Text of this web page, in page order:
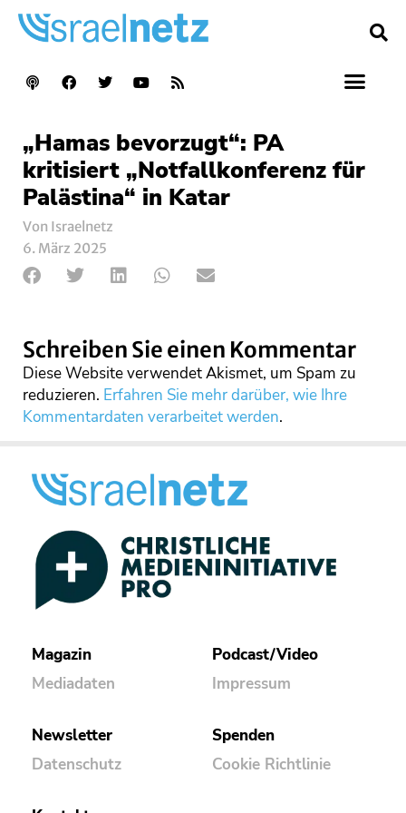
„Hamas bevorzugt“: PA
kritisiert „Notfallkonferenz für
Palästina“ in Katar
Von Israelnetz
6. März 2025
Schreiben Sie einen Kommentar
Diese Website verwendet Akismet, um Spam zu
reduzieren. Erfahren Sie mehr darüber, wie Ihre
Kommentardaten verarbeitet werden.
Magazin
Mediadaten
Podcast/Video
Impressum
Newsletter
Datenschutz
Spenden
Cookie Richtlinie